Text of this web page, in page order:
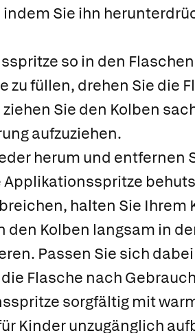
Sie ihn
so in den
füllen, drehen Sie die
Sie den Kolben
aufzuziehen.
herum und
halten Sie
den Kolben langsam in
Passen Sie sich
Flasche nach
sorgfältig mit
Kinder unzugänglich